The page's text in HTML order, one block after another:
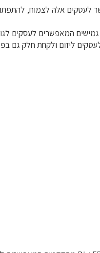
לעסקים אלה לצמוח,
גמישים המאפשרים לעסקים
ליזום ולקחת חלק גם